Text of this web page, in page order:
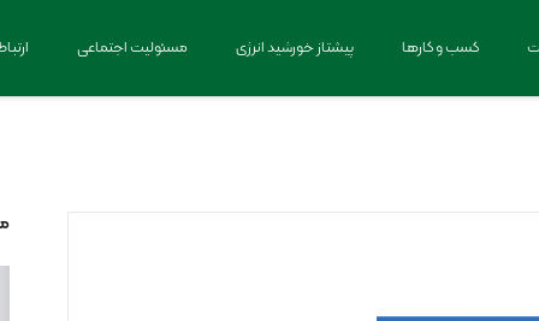
کسب و کارها پیشتاز خورشید انرژی مسئولیت اجتماعی